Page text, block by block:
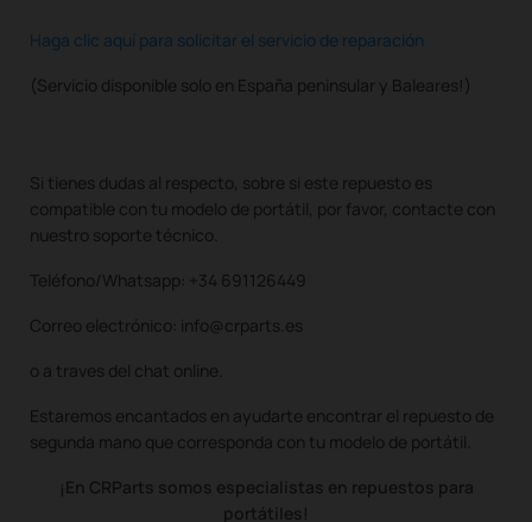
Haga clic aquí para solicitar el servicio de reparación
(Servicio disponible solo en España peninsular y Baleares!)
Si tienes dudas al respecto, sobre si este repuesto es
compatible con tu modelo de portátil, por favor, contacte con
nuestro soporte técnico.
Teléfono/Whatsapp: +34 691126449
Correo electrónico: info@crparts.es
o a traves del chat online.
Estaremos encantados en ayudarte encontrar el repuesto de
segunda mano que corresponda con tu modelo de portátil.
¡En CRParts somos especialistas en repuestos para
portátiles!